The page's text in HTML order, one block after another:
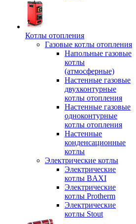
Котлы отопления
Газовые котлы отопления
Напольные газовые
котлы
(атмосферные)
Настенные газовые
двухконтурные
котлы отопления
Настенные газовые
одноконтурные
котлы отопления
Настенные
конденсационные
котлы
Электрические котлы
Электрические
котлы BAXI
Электрические
котлы Protherm
Электрические
котлы Stout